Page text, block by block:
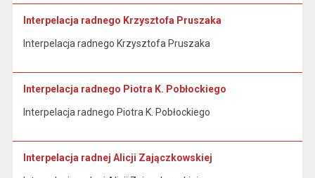
Interpelacja radnego Krzysztofa Pruszaka
Interpelacja radnego Krzysztofa Pruszaka
Interpelacja radnego Piotra K. Pobłockiego
Interpelacja radnego Piotra K. Pobłockiego
Interpelacja radnej Alicji Zajączkowskiej